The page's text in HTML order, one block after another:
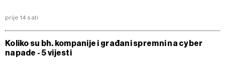
prije 14 sati
Koliko su bh. kompanije i građani spremni na cyber
napade - 5 vijesti